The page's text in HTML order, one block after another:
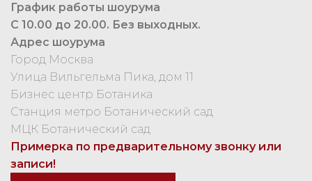
График работы шоурума
С 10.00 до 20.00. Без выходных.
Адрес шоурума
Город Москва
Улица Вильгельма Пика, дом 11
Бизнес центр Ботаника
Станция метро Ботанический сад
МЦК Ботанический сад
Примерка по предварительному звонку или
записи!